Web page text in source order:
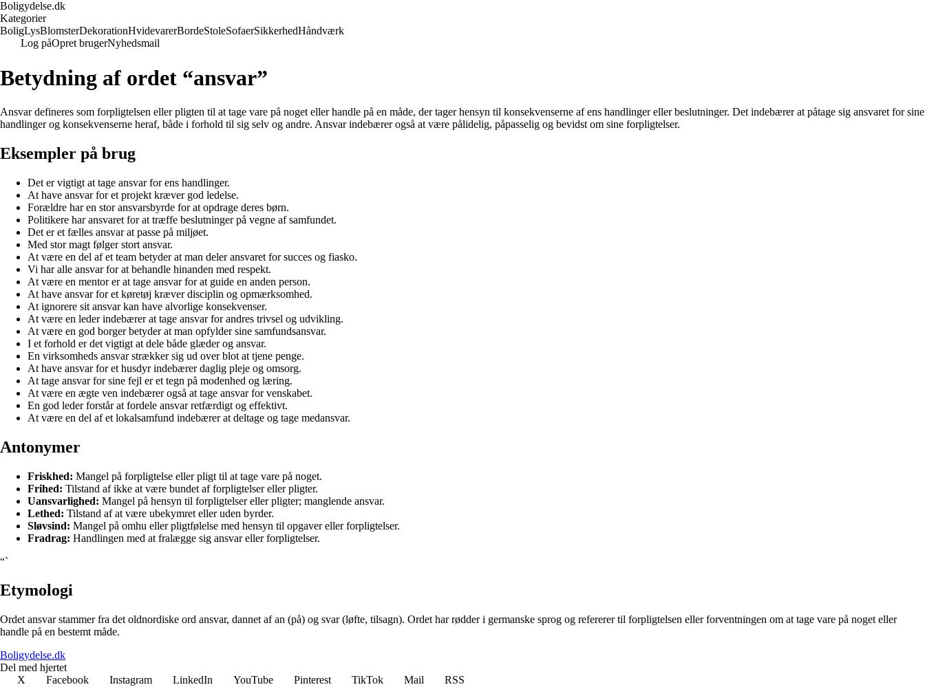
Boligydelse.dk
Kategorier
BoligLysBlomsterDekorationHvidevarerBordeStoleSofaerSikkerhedHåndværk
Log påOpret brugerNyhedsmail
Betydning af ordet “ansvar”
Ansvar defineres som forpligtelsen eller pligten til at tage vare på noget eller handle på en måde, der tager hensyn til konsekvenserne af ens handlinger eller beslutninger. Det indebærer at påtage sig ansvaret for sine
handlinger og konsekvenserne heraf, både i forhold til sig selv og andre. Ansvar indebærer også at være pålidelig, påpasselig og bevidst om sine forpligtelser.
Eksempler på brug
Det er vigtigt at tage ansvar for ens handlinger.
At have ansvar for et projekt kræver god ledelse.
Forældre har en stor ansvarsbyrde for at opdrage deres børn.
Politikere har ansvaret for at træffe beslutninger på vegne af samfundet.
Det er et fælles ansvar at passe på miljøet.
Med stor magt følger stort ansvar.
At være en del af et team betyder at man deler ansvaret for succes og fiasko.
Vi har alle ansvar for at behandle hinanden med respekt.
At være en mentor er at tage ansvar for at guide en anden person.
At have ansvar for et køretøj kræver disciplin og opmærksomhed.
At ignorere sit ansvar kan have alvorlige konsekvenser.
At være en leder indebærer at tage ansvar for andres trivsel og udvikling.
At være en god borger betyder at man opfylder sine samfundsansvar.
I et forhold er det vigtigt at dele både glæder og ansvar.
En virksomheds ansvar strækker sig ud over blot at tjene penge.
At have ansvar for et husdyr indebærer daglig pleje og omsorg.
At tage ansvar for sine fejl er et tegn på modenhed og læring.
At være en ægte ven indebærer også at tage ansvar for venskabet.
En god leder forstår at fordele ansvar retfærdigt og effektivt.
At være en del af et lokalsamfund indebærer at deltage og tage medansvar.
Antonymer
Friskhed: Mangel på forpligtelse eller pligt til at tage vare på noget.
Frihed: Tilstand af ikke at være bundet af forpligtelser eller pligter.
Uansvarlighed: Mangel på hensyn til forpligtelser eller pligter; manglende ansvar.
Lethed: Tilstand af at være ubekymret eller uden byrder.
Sløvsind: Mangel på omhu eller pligtfølelse med hensyn til opgaver eller forpligtelser.
Fradrag: Handlingen med at fralægge sig ansvar eller forpligtelser.
“`
Etymologi
Ordet ansvar stammer fra det oldnordiske ord ansvar, dannet af an (på) og svar (løfte, tilsagn). Ordet har rødder i germanske sprog og refererer til forpligtelsen eller forventningen om at tage vare på noget eller
handle på en bestemt måde.
Boligydelse.dk
Del med hjertet
X
Facebook Instagram LinkedIn YouTube Pinterest TikTok Mail
RSS